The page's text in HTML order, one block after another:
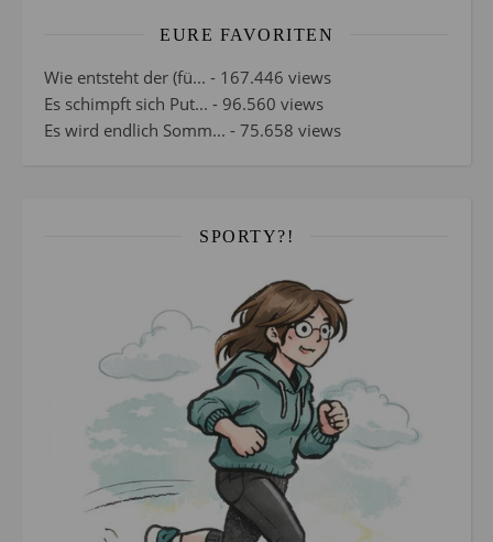
EURE FAVORITEN
Wie entsteht der (fü... - 167.446 views
Es schimpft sich Put... - 96.560 views
Es wird endlich Somm... - 75.658 views
SPORTY?!